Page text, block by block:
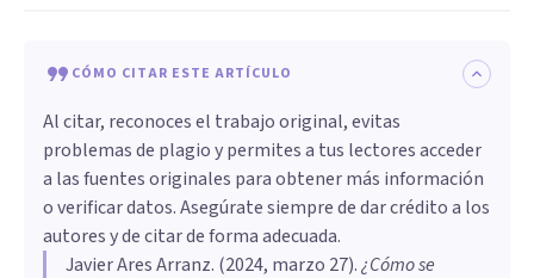
CÓMO CITAR ESTE ARTÍCULO
Al citar, reconoces el trabajo original, evitas
problemas de plagio y permites a tus lectores acceder
a las fuentes originales para obtener más información
o verificar datos. Asegúrate siempre de dar crédito a los
autores y de citar de forma adecuada.
Javier Ares Arranz. (2024, marzo 27).¿Cómo se